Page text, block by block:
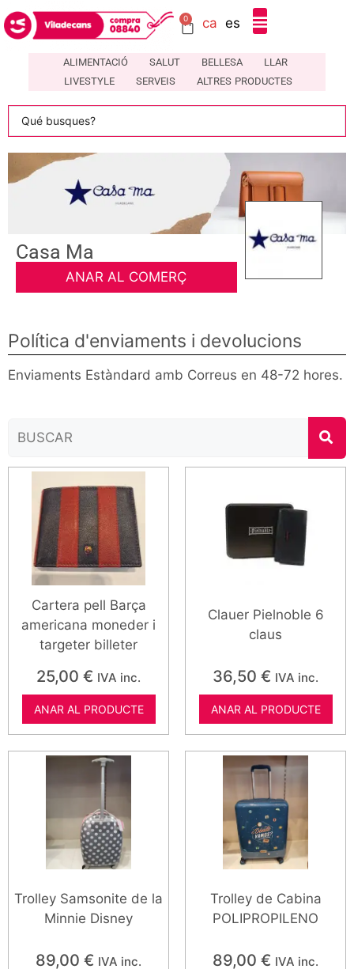
0 ca es
ALIMENTACIÓ SALUT BELLESA
LLAR
LIVESTYLE
SERVEIS ALTRES PRODUCTES
Casa Ma
ANAR AL COMERÇ
Política d'enviaments i devolucions
Enviaments Estàndard amb Correus en 48-72 hores.
Cartera pell Barça
americana moneder i
targeter billeter
25,00 € IVA inc.
ANAR AL PRODUCTE
Clauer Pielnoble 6
claus
36,50 € IVA inc.
ANAR AL PRODUCTE
Trolley Samsonite de la
Minnie Disney
89,00 € IVA inc.
Trolley de Cabina
POLIPROPILENO
89,00 € IVA inc.